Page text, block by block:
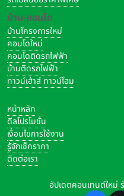
บ้าน-คอนโด
บ้านโครงการใหม่
คอนโดใหม่
คอนโดติดรถไฟฟ้า
บ้านติดรถไฟฟ้า
ทาวน์เฮ้าส์ ทาวน์โฮม
หน้าหลัก
ดีลโปรโมชั่น
เงื่อนไขการใช้งาน
รู้จักเช็คราคา
ติดต่อเรา
อัปเดตคอนเทนต์ใหม่